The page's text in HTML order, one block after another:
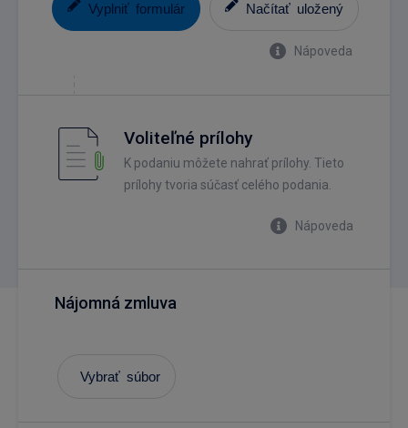
Vyplniť formulár Načítať uložený
Nápoveda
Voliteľné prílohy
K podaniu môžete nahrať prílohy. Tieto
prílohy tvoria súčasť celého podania.
Nápoveda
Nájomná zmluva
Vybrať súbor